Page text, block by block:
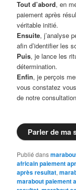
Tout d’abord, en
paiement après
véritable initié.
Ensuite, j’analyse
afin d’identifier les
Puis, je lance les
détermination.
Enfin, je perçois
vous constatez
de notre
Parler de ma
Publié dans
africain paiement
après resultat,
marabout paiement